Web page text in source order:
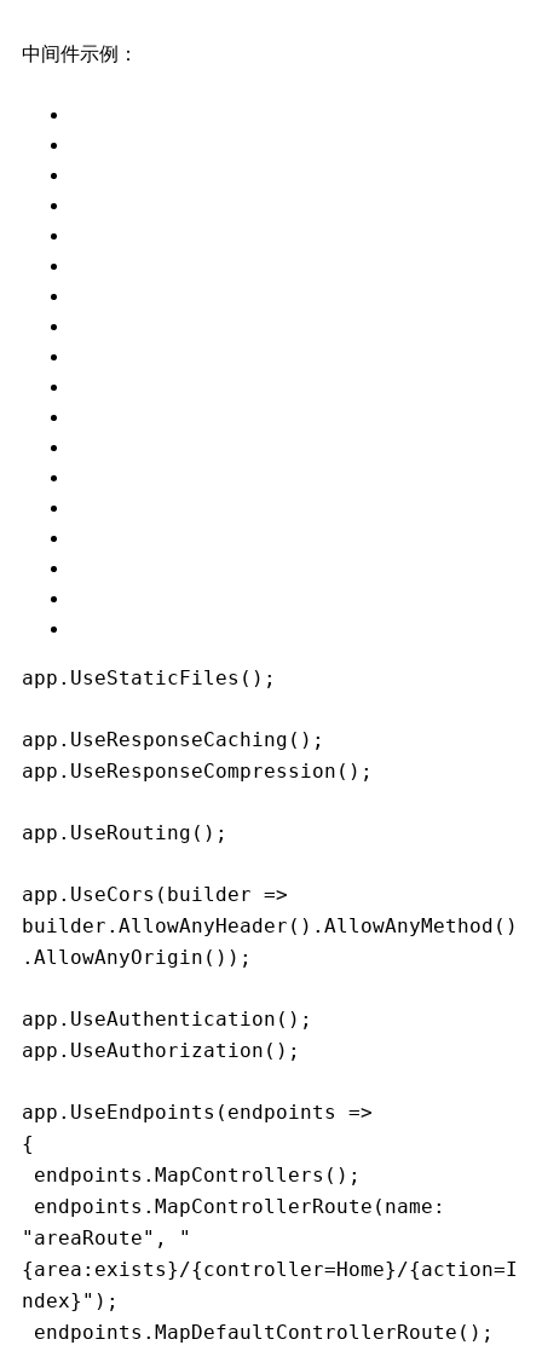
中间件示例：
app.UseStaticFiles();
app.UseResponseCaching();
app.UseResponseCompression();
app.UseRouting();
app.UseCors(builder =>
builder.AllowAnyHeader().AllowAnyMethod()
.AllowAnyOrigin());
app.UseAuthentication();
app.UseAuthorization();
app.UseEndpoints(endpoints =>
{
endpoints.MapControllers();
"areaRoute", "
{area:exists}/{controller=Home}/{action=I
ndex}");
endpoints.MapDefaultControllerRoute();